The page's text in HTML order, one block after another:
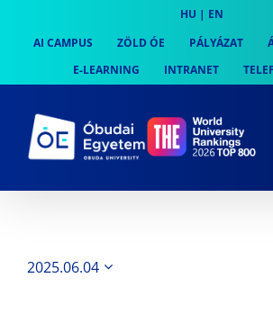
content
HU | EN
AI CAMPUS
ZÖLD ÓE PÁLYÁZAT
E-LEARNING
INTRANET
2025.06.04